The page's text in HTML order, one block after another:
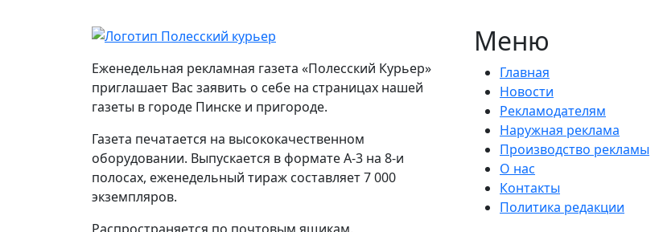
Еженедельная рекламная газета «Полесский Курьер»
приглашает Вас заявить о себе на страницах нашей
газеты в городе Пинске и пригороде.
Газета печатается на высококачественном
оборудовании. Выпускается в формате А-3 на 8-и
полосах, еженедельный тираж составляет 7 000
экземпляров.
Меню
Главная
Новости
Рекламодателям
Наружная реклама
Производство рекламы
О нас
Контакты
Политика редакции